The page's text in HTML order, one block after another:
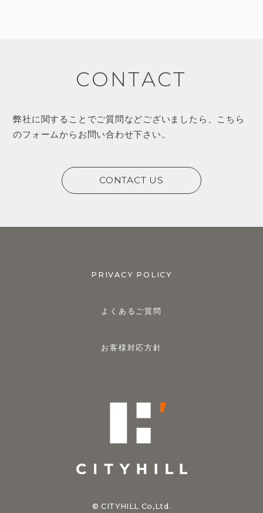
CONTACT
弊社に関することでご質問などございましたら、 こちら
のフォームからお問い合わせ下さい。
CONTACT US
PRIVACY POLICY
よくあるご質問
お客様対応方針
© CITYHILL Co,Ltd.